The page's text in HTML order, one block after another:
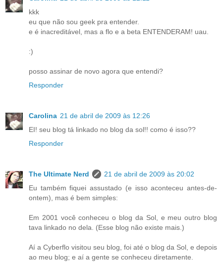
kkk
eu que não sou geek pra entender.
e é inacreditável, mas a flo e a beta ENTENDERAM! uau.
:)
posso assinar de novo agora que entendi?
Responder
Carolina 21 de abril de 2009 às 12:26
EI! seu blog tá linkado no blog da sol!! como é isso??
Responder
The Ultimate Nerd
21 de abril de 2009 às 20:02
Eu também fiquei assustado (e isso aconteceu antes-de-
ontem), mas é bem simples:
Em 2001 você conheceu o blog da Sol, e meu outro blog
tava linkado no dela. (Esse blog não existe mais.)
Aí a Cyberflo visitou seu blog, foi até o blog da Sol, e depois
ao meu blog; e aí a gente se conheceu diretamente.